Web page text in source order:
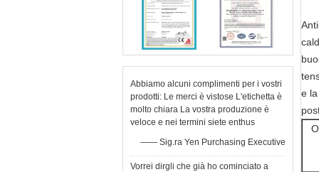
Abbiamo alcuni complimenti per i vostri
prodotti: Le merci è vistose L'etichetta è
molto chiara La vostra produzione è
veloce e nei termini siete enthus
—— Sig.ra Yen Purchasing Executive
Vorrei dirgli che già ho cominciato a
e